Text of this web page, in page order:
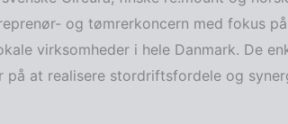
og tømrerkoncern med fokus
virksomheder i hele Danmark. De
på at realisere stordriftsfordele og